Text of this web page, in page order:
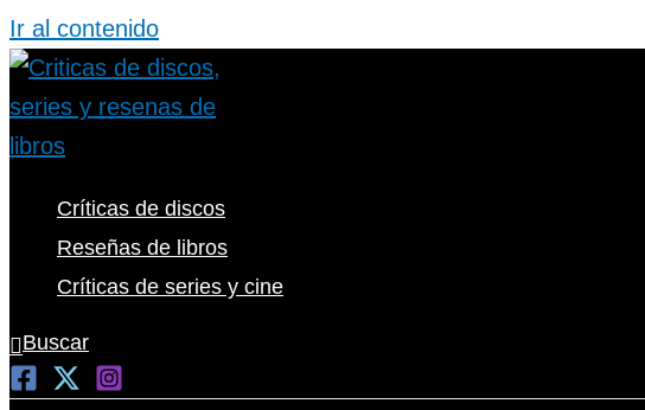
Ir al contenido
Críticas de discos
Reseñas de libros
Críticas de series y cine
Buscar